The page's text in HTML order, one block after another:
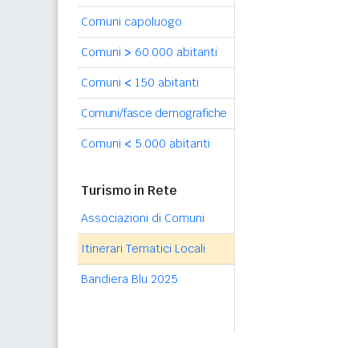
Comuni capoluogo
Comuni > 60.000 abitanti
Comuni < 150 abitanti
Comuni/fasce demografiche
Comuni < 5.000 abitanti
Turismo in Rete
Associazioni di Comuni
Itinerari Tematici Locali
Bandiera Blu 2025